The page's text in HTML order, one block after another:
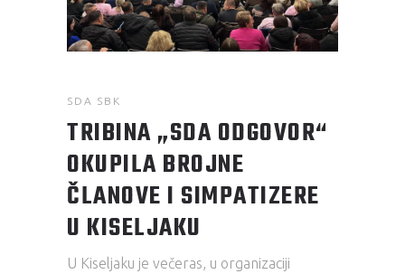
SDA SBK
TRIBINA „SDA ODGOVOR“
OKUPILA BROJNE
ČLANOVE I SIMPATIZERE
U KISELJAKU
U Kiseljaku je večeras, u organizaciji